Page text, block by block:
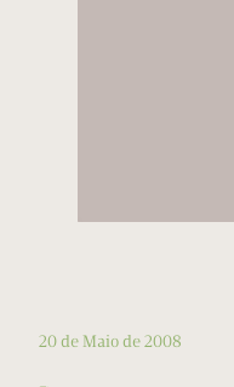
20 de Maio de 2008